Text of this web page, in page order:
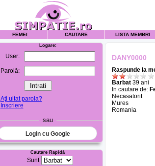
FEMEI CAUTARE LISTA MEMBRI
Logare:
User:
Parolă:
Aţi uitat parola?
Inscriere
sau
Login cu Google
Cautare Rapidă
Sunt
DANY0000
Raspunde la
Barbat 39 ani
In cautare de:
Necasatorit
Mures
Romania